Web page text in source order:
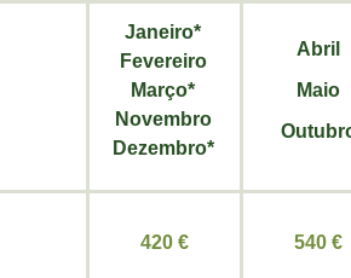
Janeiro*
Fevereiro
Março*
Novembro
Dezembro*
Abril
Maio
420 € 540 €